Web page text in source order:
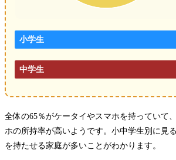
小学生
中学生
全体の65％がケータイやスマホを持っていて
ホの所持率が高いようです。小中学生別に見
を持たせる家庭が多いことがわかります。